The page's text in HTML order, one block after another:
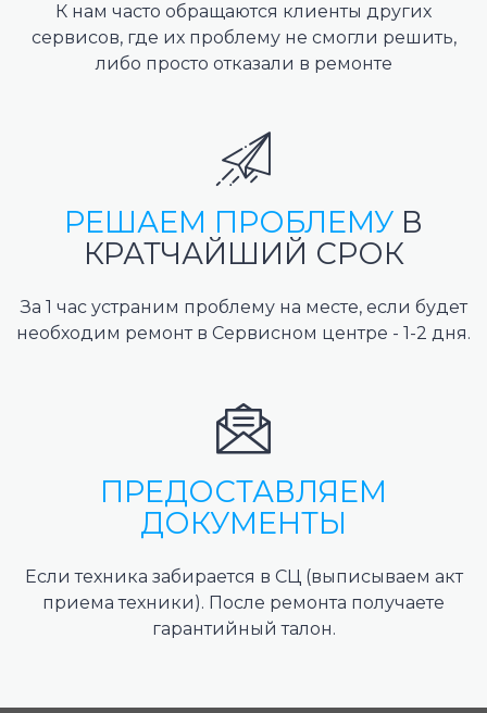
К нам часто обращаются клиенты других
сервисов, где их проблему не смогли решить,
либо просто отказали в ремонте
РЕШАЕМ ПРОБЛЕМУ В
КРАТЧАЙШИЙ СРОК
За 1 час устраним проблему на месте, если будет
необходим ремонт в Сервисном центре - 1-2 дня.
ПРЕДОСТАВЛЯЕМ
ДОКУМЕНТЫ
Если техника забирается в СЦ (выписываем акт
приема техники). После ремонта получаете
гарантийный талон.